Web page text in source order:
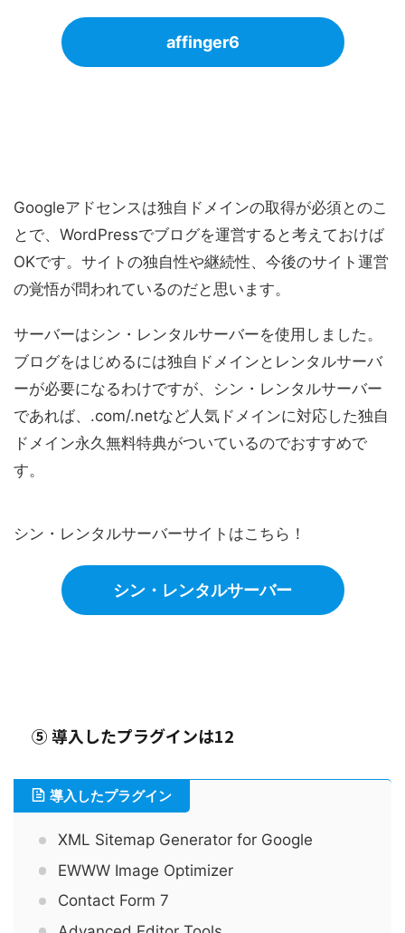
affinger6
Googleアドセンスは独自ドメインの取得が必須とのこ
とで、WordPressでブログを運営すると考えておけば
OKです。サイトの独自性や継続性、今後のサイト運営
の覚悟が問われているのだと思います。
サーバーはシン・レンタルサーバーを使用しました。
ブログをはじめるには独自ドメインとレンタルサーバ
ーが必要になるわけですが、シン・レンタルサーバー
であれば、.com/.netなど人気ドメインに対応した独自
ドメイン永久無料特典がついているのでおすすめで
す。
シン・レンタルサーバーサイトはこちら！
シン・レンタルサーバー
⑤ 導入したプラグインは12
導入したプラグイン
XML Sitemap Generator for Google
EWWW Image Optimizer
Contact Form 7